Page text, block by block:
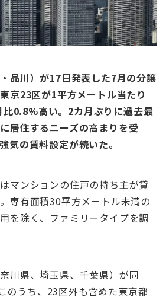
品川）が17⽇発表した7⽉の分譲
京23区が1平⽅メートル当たり
0.8%⾼い。2カ⽉ぶりに過去最
居住するニーズの⾼まりを受
気の賃料設定が続いた。
マンションの住⼾の持ち主が貸
専有⾯積30平⽅メートル未満の
を除く、ファミリータイプを調
川県、埼⽟県、千葉県）が同
のうち、23区外も含めた東京都